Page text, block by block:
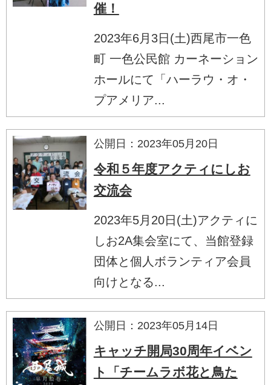
催！
2023年6月3日(土)西尾市一色
町 一色公民館 カーネーション
ホールにて「ハーラウ・オ・
プアメリア...
公開日：2023年05月20日
令和５年度アクティにしお
交流会
2023年5月20日(土)アクティに
しお2A集会室にて、当館登録
団体と個人ボランティア会員
向けとなる...
公開日：2023年05月14日
キャッチ開局30周年イベン
ト「チームラボ花と鳥た